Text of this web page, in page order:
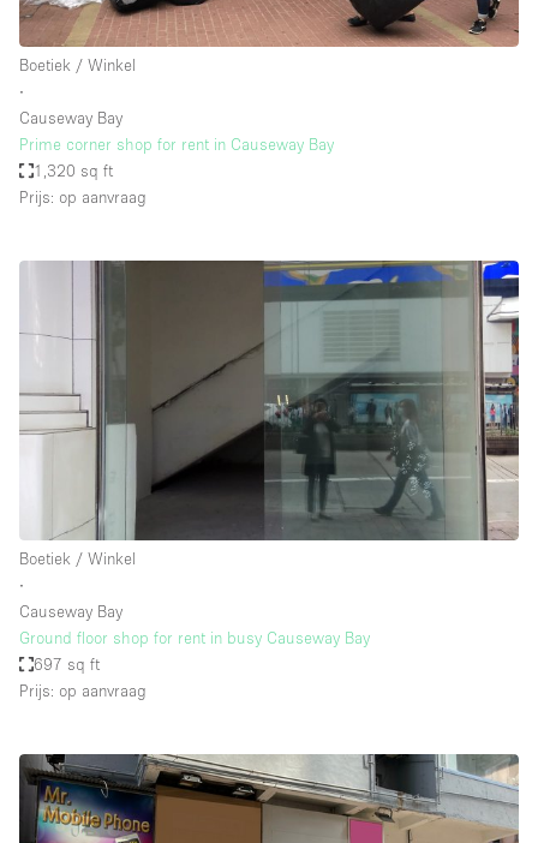
Boetiek / Winkel
∙
Causeway Bay
Prime corner shop for rent in Causeway Bay
1,320 sq ft
Prijs: op aanvraag
Boetiek / Winkel
∙
Causeway Bay
Ground floor shop for rent in busy Causeway Bay
697 sq ft
Prijs: op aanvraag